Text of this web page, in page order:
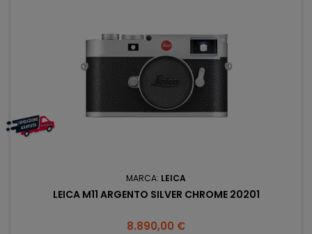
MARCA: LEICA
LEICA M11 ARGENTO SILVER CHROME 20201
Prezzo
8.890,00 €